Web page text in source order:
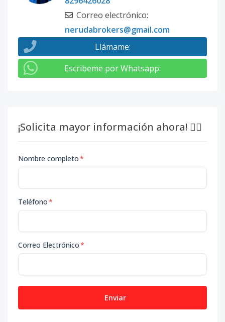
Correo electrónico:
nerudabrokers@gmail.com
Llámame:
Escribeme por Whatsapp:
¡Solicita mayor información ahora! 👇🏽
Nombre completo*
Teléfono*
Correo Electrónico*
Enviar